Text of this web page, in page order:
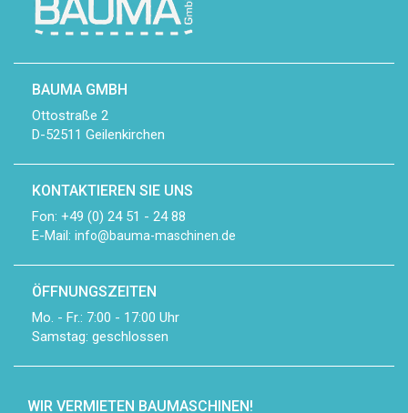
BAUMA GMBH
Ottostraße 2
D-52511 Geilenkirchen
KONTAKTIEREN SIE UNS
Fon: +49 (0) 24 51 - 24 88
E-Mail: info@bauma-maschinen.de
ÖFFNUNGSZEITEN
Mo. - Fr.: 7:00 - 17:00 Uhr
Samstag: geschlossen
WIR VERMIETEN BAUMASCHINEN!